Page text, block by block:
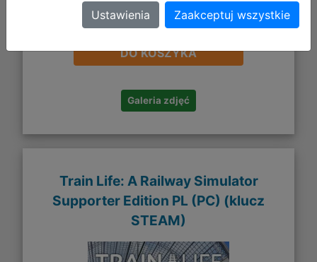
105,37 zł
DO KOSZYKA
Galeria zdjęć
Train Life: A Railway Simulator
Supporter Edition PL (PC) (klucz
STEAM)
Ustawienia Zaakceptuj wszystkie